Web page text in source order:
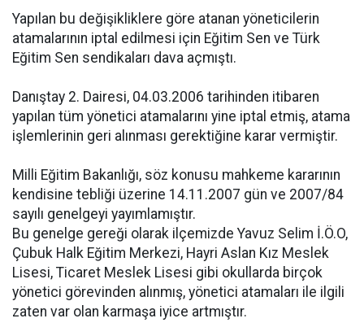
Yapılan bu değişikliklere göre atanan yöneticilerin
atamalarının iptal edilmesi için Eğitim Sen ve Türk
Eğitim Sen sendikaları dava açmıştı.
Danıştay 2. Dairesi, 04.03.2006 tarihinden itibaren
yapılan tüm yönetici atamalarını yine iptal etmiş, atama
işlemlerinin geri alınması gerektiğine karar vermiştir.
Milli Eğitim Bakanlığı, söz konusu mahkeme kararının
kendisine tebliği üzerine 14.11.2007 gün ve 2007/84
sayılı genelgeyi yayımlamıştır.
Bu genelge gereği olarak ilçemizde Yavuz Selim İ.Ö.O,
Çubuk Halk Eğitim Merkezi, Hayri Aslan Kız Meslek
Lisesi, Ticaret Meslek Lisesi gibi okullarda birçok
yönetici görevinden alınmış, yönetici atamaları ile ilgili
zaten var olan karmaşa iyice artmıştır.